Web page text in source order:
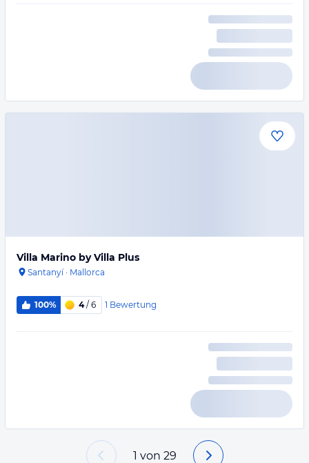
Villa Marino by Villa Plus
Santanyí· Mallorca
100% 4/ 6 1 Bewertung
1 von 29